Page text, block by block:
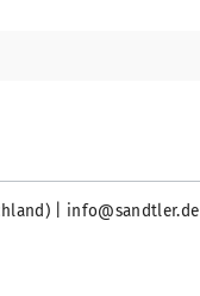
| info@sandtler.de